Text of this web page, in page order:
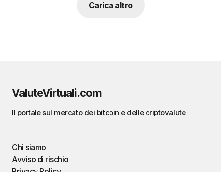
Carica altro
ValuteVirtuali.com
Il portale sul mercato dei bitcoin e delle criptovalute
Chi siamo
Avviso di rischio